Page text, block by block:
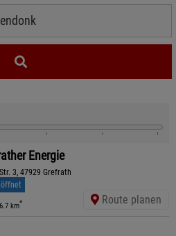
Energie
3, 47929 Grefrath
km* Route planen